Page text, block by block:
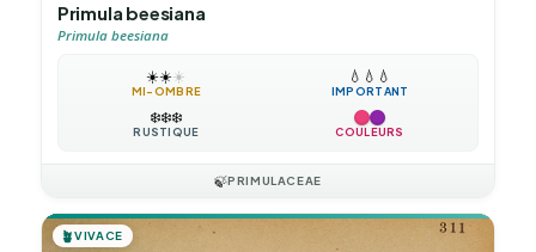
Primula beesiana
Primula beesiana
☀️☀️☀️
MI-OMBRE
💧 💧 💧
IMPORTANT
❄️❄️❄️
RUSTIQUE COULEURS
🍃PRIMULACEAE
🪴VIVACE